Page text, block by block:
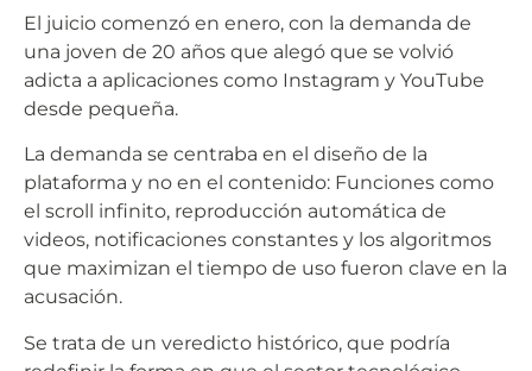
El juicio comenzó en enero, con la demanda de
una joven de 20 años que alegó que se volvió
adicta a aplicaciones como Instagram y YouTube
desde pequeña.
La demanda se centraba en el diseño de la
plataforma y no en el contenido: Funciones como
el scroll infinito, reproducción automática de
videos, notificaciones constantes y los algoritmos
que maximizan el tiempo de uso fueron clave en la
acusación.
Se trata de un veredicto histórico, que podría